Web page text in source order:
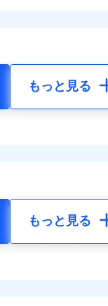
もっと見る
もっと見る